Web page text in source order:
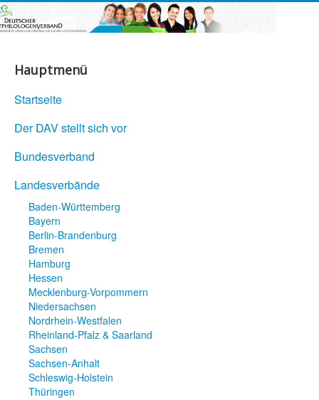
Hauptmenü
Startseite
Der DAV stellt sich vor
Bundesverband
Landesverbände
Baden-Württemberg
Bayern
Berlin-Brandenburg
Bremen
Hamburg
Hessen
Mecklenburg-Vorpommern
Niedersachsen
Nordrhein-Westfalen
Rheinland-Pfalz & Saarland
Sachsen
Sachsen-Anhalt
Schleswig-Holstein
Thüringen